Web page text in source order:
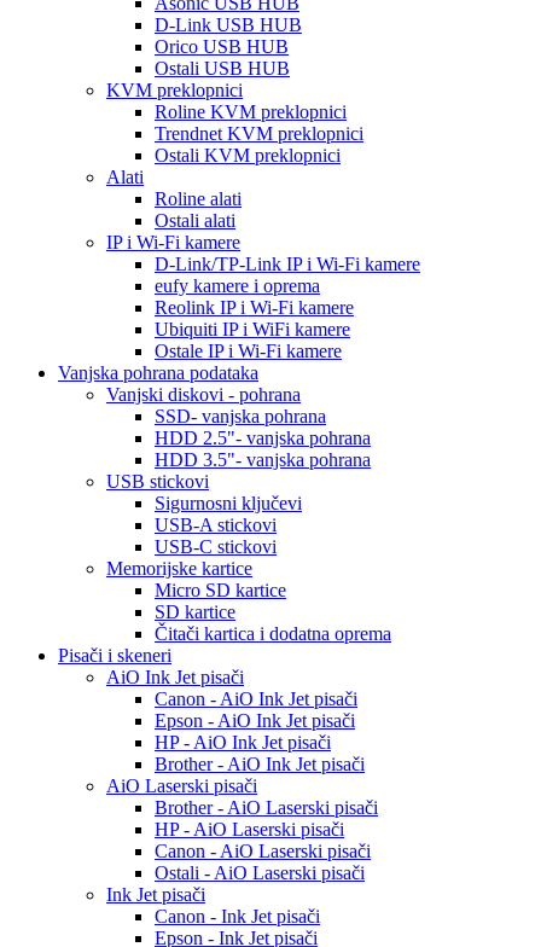
D-Link USB HUB
Orico USB HUB
Ostali USB HUB
KVM preklopnici
Roline KVM preklopnici
Trendnet KVM preklopnici
Ostali KVM preklopnici
Alati
Roline alati
Ostali alati
IP i Wi-Fi kamere
D-Link/TP-Link IP i Wi-Fi kamere
eufy kamere i oprema
Reolink IP i Wi-Fi kamere
Ubiquiti IP i WiFi kamere
Ostale IP i Wi-Fi kamere
Vanjska pohrana podataka
Vanjski diskovi - pohrana
SSD- vanjska pohrana
HDD 2.5"- vanjska pohrana
HDD 3.5"- vanjska pohrana
USB stickovi
Sigurnosni ključevi
USB-A stickovi
USB-C stickovi
Memorijske kartice
Micro SD kartice
SD kartice
Čitači kartica i dodatna oprema
Pisači i skeneri
AiO Ink Jet pisači
Canon - AiO Ink Jet pisači
Epson - AiO Ink Jet pisači
HP - AiO Ink Jet pisači
Brother - AiO Ink Jet pisači
AiO Laserski pisači
Brother - AiO Laserski pisači
HP - AiO Laserski pisači
Canon - AiO Laserski pisači
Ostali - AiO Laserski pisači
Ink Jet pisači
Canon - Ink Jet pisači
Epson - Ink Jet pisači